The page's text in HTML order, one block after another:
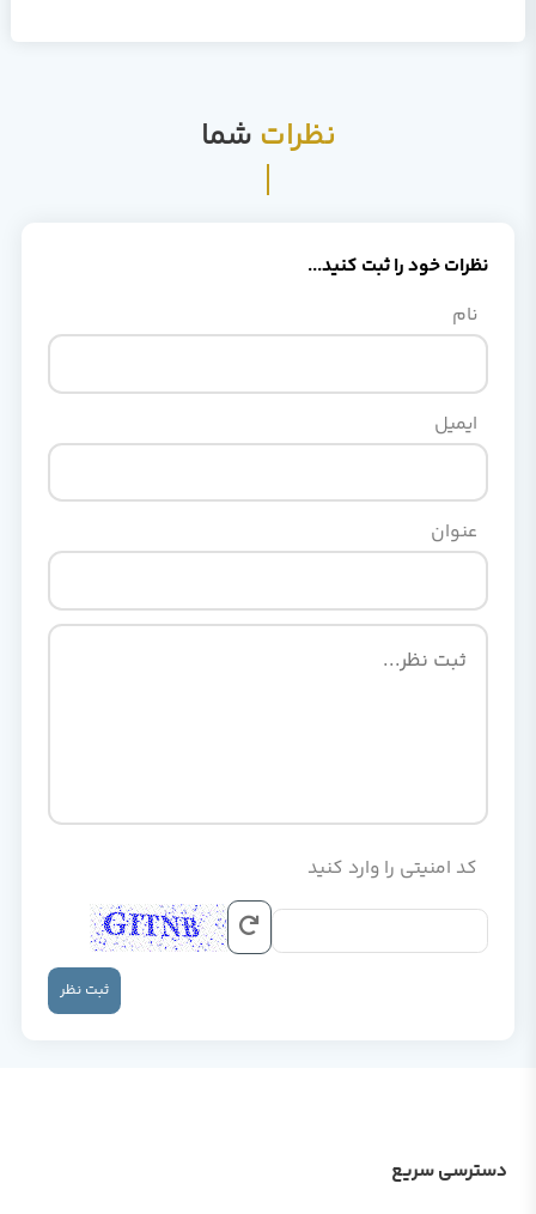
نظرات شما
نظرات خود را ثبت کنید...
نام
ایمیل
عنوان
کد امنیتی را وارد کنید
ثبت نظر
دسترسی سریع